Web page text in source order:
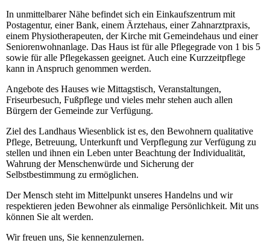
In unmittelbarer Nähe befindet sich ein Einkaufszentrum mit
Postagentur, einer Bank, einem Ärztehaus, einer Zahnarztpraxis,
einem Physiotherapeuten, der Kirche mit Gemeindehaus und einer
Seniorenwohnanlage. Das Haus ist für alle Pflegegrade von 1 bis 5
sowie für alle Pflegekassen geeignet. Auch eine Kurzzeitpflege
kann in Anspruch genommen werden.
Angebote des Hauses wie Mittagstisch, Veranstaltungen,
Friseurbesuch, Fußpflege und vieles mehr stehen auch allen
Bürgern der Gemeinde zur Verfügung.
Ziel des Landhaus Wiesenblick ist es, den Bewohnern qualitative
Pflege, Betreuung, Unterkunft und Verpflegung zur Verfügung zu
stellen und ihnen ein Leben unter Beachtung der Individualität,
Wahrung der Menschenwürde und Sicherung der
Selbstbestimmung zu ermöglichen.
Der Mensch steht im Mittelpunkt unseres Handelns und wir
respektieren jeden Bewohner als einmalige Persönlichkeit. Mit uns
können Sie alt werden.
Wir freuen uns, Sie kennenzulernen.